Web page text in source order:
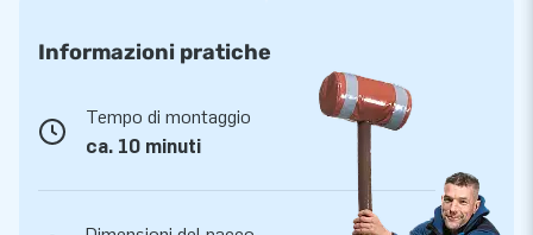
Informazioni pratiche
Tempo di montaggio
ca. 10 minuti